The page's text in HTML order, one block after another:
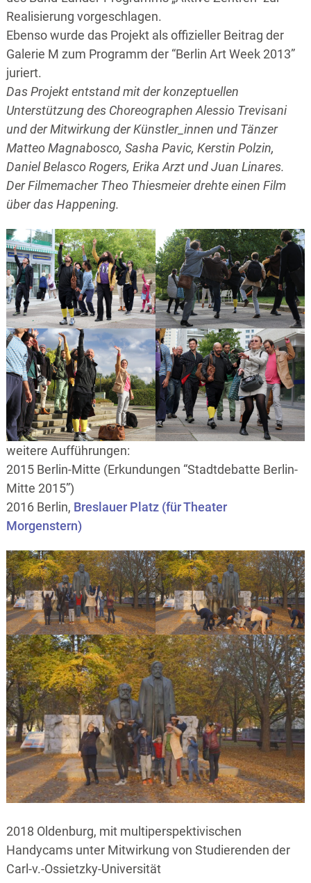
Realisierung vorgeschlagen.
Ebenso wurde das Projekt als offizieller Beitrag der
Galerie M zum Programm der “Berlin Art Week 2013”
juriert.
Das Projekt entstand mit der konzeptuellen
Unterstützung des Choreographen Alessio Trevisani
und der Mitwirkung der Künstler_innen und Tänzer
Matteo Magnabosco, Sasha Pavic, Kerstin Polzin,
Daniel Belasco Rogers, Erika Arzt und Juan Linares.
Der Filmemacher Theo Thiesmeier drehte einen Film
über das Happening.
weitere Aufführungen:
2015 Berlin-Mitte (Erkundungen “Stadtdebatte Berlin-
Mitte 2015”)
2016 Berlin, Breslauer Platz (für Theater
Morgenstern)
2018 Oldenburg, mit multiperspektivischen
Handycams unter Mitwirkung von Studierenden der
Carl-v.-Ossietzky-Universität